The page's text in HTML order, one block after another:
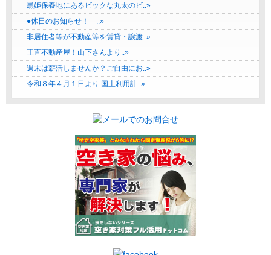
黒姫保養地にあるビックな丸太のビ..»
●休日のお知らせ！ ..»
非居住者等が不動産等を賃貸・譲渡..»
正直不動産屋！山下さんより..»
週末は薪活しませんか？ご自由にお..»
令和８年４月１日より 国土利用計..»